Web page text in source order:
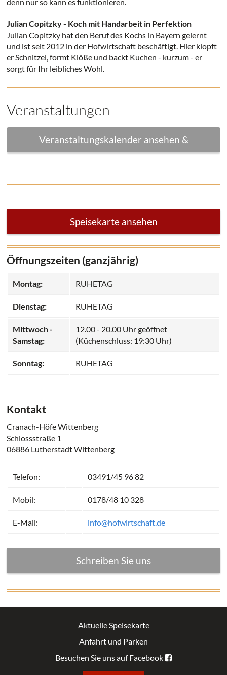
denn nur so kann es funktionieren.
Julian Copitzky - Koch mit Handarbeit in Perfektion
Julian Copitzky hat den Beruf des Kochs in Bayern gelernt
und ist seit 2012 in der Hofwirtschaft beschäftigt. Hier klopft
er Schnitzel, formt Klöße und backt Kuchen - kurzum - er
sorgt für Ihr leibliches Wohl.
Veranstaltungen
Veranstaltungskalender ansehen &
Speisekarte ansehen
Öffnungszeiten (ganzjährig)
Montag: RUHETAG
Dienstag: RUHETAG
Mittwoch -
Samstag:
12.00 - 20.00 Uhr geöffnet
(Küchenschluss: 19:30 Uhr)
Sonntag: RUHETAG
Kontakt
Cranach-Höfe Wittenberg
Schlossstraße 1
06886 Lutherstadt Wittenberg
Telefon: 03491/45 96 82
Mobil: 0178/48 10 328
E-Mail: info@hofwirtschaft.de
Schreiben Sie uns
Aktuelle Speisekarte
Anfahrt und Parken
Besuchen Sie uns auf Facebook